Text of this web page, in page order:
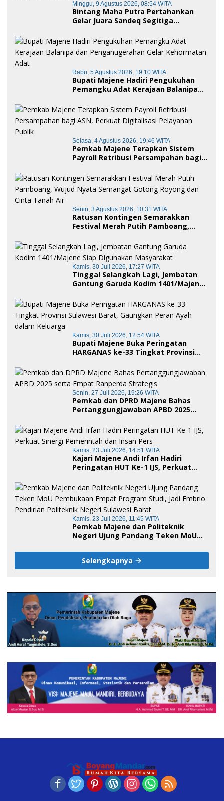
Minggu, 9 Agustus 2026, 08:54 WITA
Bintang Maha Putra Pertahankan
Gelar Juara Sandeq Segitiga
Rabu, 5 Agustus 2026, 19:10 WITA
Bupati Majene Hadiri Pengukuhan
Pemangku Adat Kerajaan Balanipa
Kehormatan Adat
Selasa, 4 Agustus 2026, 19:46 WITA
Pemkab Majene Terapkan Sistem
Payroll Retribusi Persampahan bagi
Publik
Senin, 3 Agustus 2026, 10:31 WITA
Ratusan Kontingen Semarakkan
Festival Merah Putih Pamboang,
Royong dan Cinta Tanah Air
Kamis, 30 Juli 2026, 17:27 WITA
Tinggal Selangkah Lagi, Jembatan
Gantung Garuda Kodim 1401/Majene
Kamis, 30 Juli 2026, 12:54 WITA
Bupati Majene Buka Peringatan
HARGANAS ke-33 Tingkat Provinsi
Ayah dalam Keluarga
Senin, 27 Juli 2026, 19:26 WITA
Pemkab dan DPRD Majene Bahas
Pertanggungjawaban APBD 2025
Kamis, 23 Juli 2026, 14:51 WITA
Kajari Majene Andi Irfan Hadiri
Peringatan HUT Ke-1 IJS, Perkuat
Kamis, 23 Juli 2026, 11:45 WITA
Pemkab Majene dan Politeknik
Negeri Ujung Pandang Teken MoU
Jadi Embrio Pendirian Politeknik
Negeri Sulawesi Barat
Selengkapnya